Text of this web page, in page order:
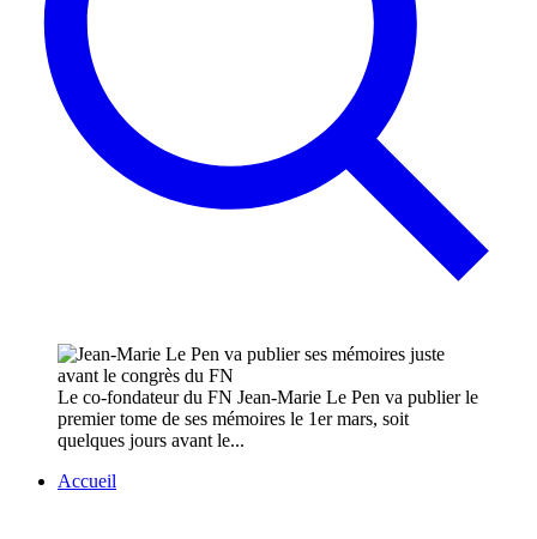
Le co-fondateur du FN Jean-Marie Le Pen va publier le
premier tome de ses mémoires le 1er mars, soit
quelques jours avant le...
Accueil